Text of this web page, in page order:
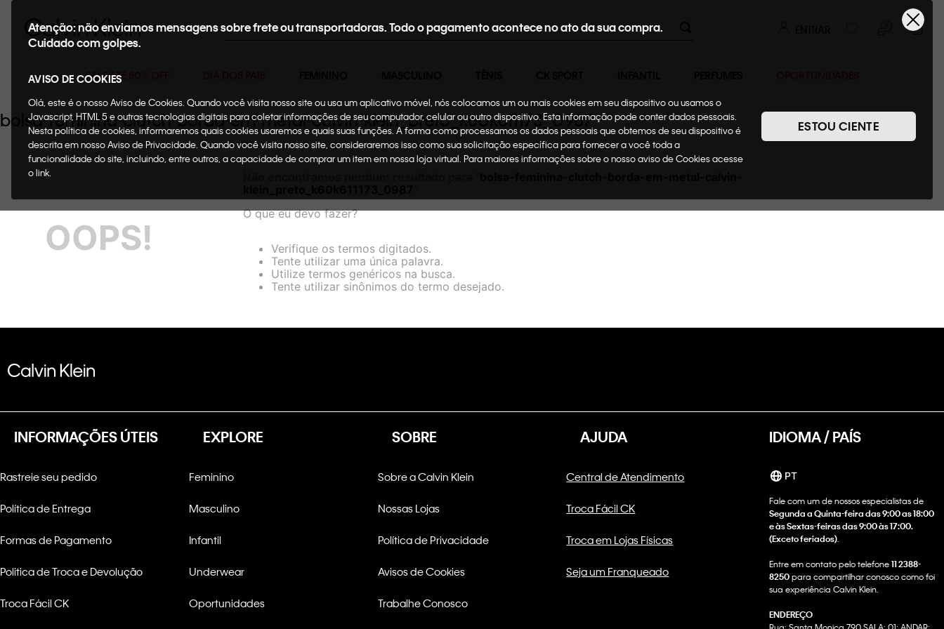
Buscar
SALE ATÉ 50% OFF
Atenção: não enviamos mensagens sobre frete ou transportadoras. Todo o pagamento acontece no ato da sua compra.
Cuidado com golpes.
AVISO DE COOKIES
Olá, este é o nosso Aviso de Cookies. Quando você visita nosso site ou usa um aplicativo móvel, nós colocamos um ou mais cookies em seu dispositivo ou usamos o
Javascript, HTML 5 e outras tecnologias digitais para coletar informações de seu computador, celular ou outro dispositivo. Esta informação pode conter dados pessoais.
Nesta política de cookies, informaremos quais cookies usaremos e quais suas funções. A forma como processamos os dados pessoais que obtemos de seu dispositivo é
descrita em nosso Aviso de Privacidade. Quando você visita nosso site, consideraremos isso como sua solicitação específica para fornecer a você toda a
funcionalidade do site, incluindo, entre outros, a capacidade de comprar um item em nossa loja virtual. Para maiores informações sobre o nosso aviso de Cookies acesse
o link.
ESTOU CIENTE
bolsa-feminina-clutch-borda-em-metal-calvin-klein_preto_k60k611173_0987
OOPS!
O que eu devo fazer?
Verifique os termos digitados.
Tente utilizar uma única palavra.
Utilize termos genéricos na busca.
Tente utilizar sinônimos do termo desejado.
INFORMAÇÕES ÚTEIS
Rastreie seu pedido
Política de Entrega
Formas de Pagamento
Politica de Troca e Devolução
Troca Fácil CK
EXPLORE
Feminino
Masculino
Infantil
Underwear
Oportunidades
SOBRE
Sobre a Calvin Klein
Nossas Lojas
Política de Privacidade
Avisos de Cookies
Trabalhe Conosco
AJUDA
Central de Atendimento
Troca Fácil CK
Troca em Lojas Físicas
Seja um Franqueado
IDIOMA / PAÍS
PT
Fale com um de nossos especialistas de
Segunda a Quinta-feira das 9:00 as 18:00
e às Sextas-feiras das 9:00 às 17:00.
(Exceto feriados)
Entre em contato pelo telefone11 2388-
8250para compartilhar conosco como foi
sua experiência Calvin Klein.
ENDEREÇO